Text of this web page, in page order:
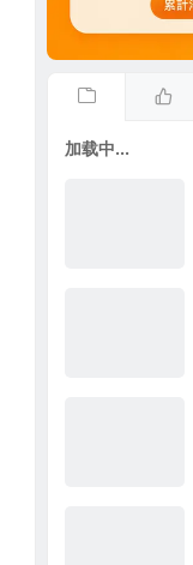
加载中...